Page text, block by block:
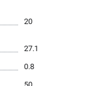
20
27.1
0.8